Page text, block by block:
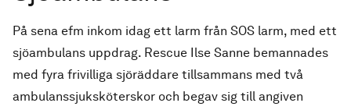
På sena efm inkom idag ett larm från SOS larm, med ett
sjöambulans uppdrag. Rescue Ilse Sanne bemannades
med fyra frivilliga sjöräddare tillsammans med två
ambulanssjuksköterskor och begav sig till angiven